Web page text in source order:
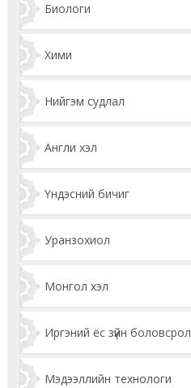
Биологи
Хими
Нийгэм судлал
Англи хэл
Үндэсний бичиг
Уранзохиол
Монгол хэл
Иргэний ёс зүйн боловсрол
Мэдээллийн технологи